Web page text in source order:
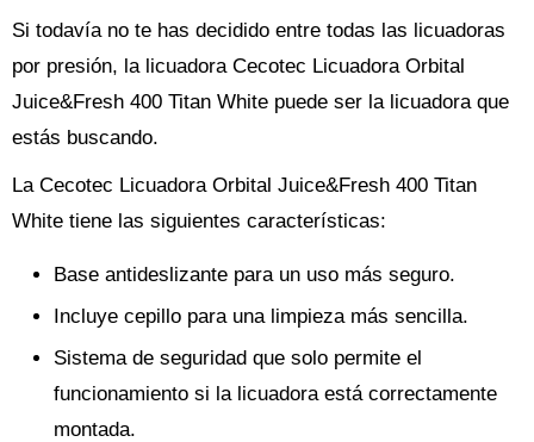
Si todavía no te has decidido entre todas las licuadoras
por presión, la licuadora Cecotec Licuadora Orbital
Juice&Fresh 400 Titan White puede ser la licuadora que
estás buscando.
La Cecotec Licuadora Orbital Juice&Fresh 400 Titan
White tiene las siguientes características:
Base antideslizante para un uso más seguro.
Incluye cepillo para una limpieza más sencilla.
Sistema de seguridad que solo permite el
funcionamiento si la licuadora está correctamente
montada.